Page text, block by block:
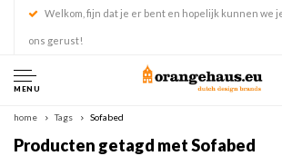
Welkom, fijn dat je er bent en hopelijk kunnen we
ons gerust!
MENU
home Tags Sofabed
Producten getagd met Sofabed